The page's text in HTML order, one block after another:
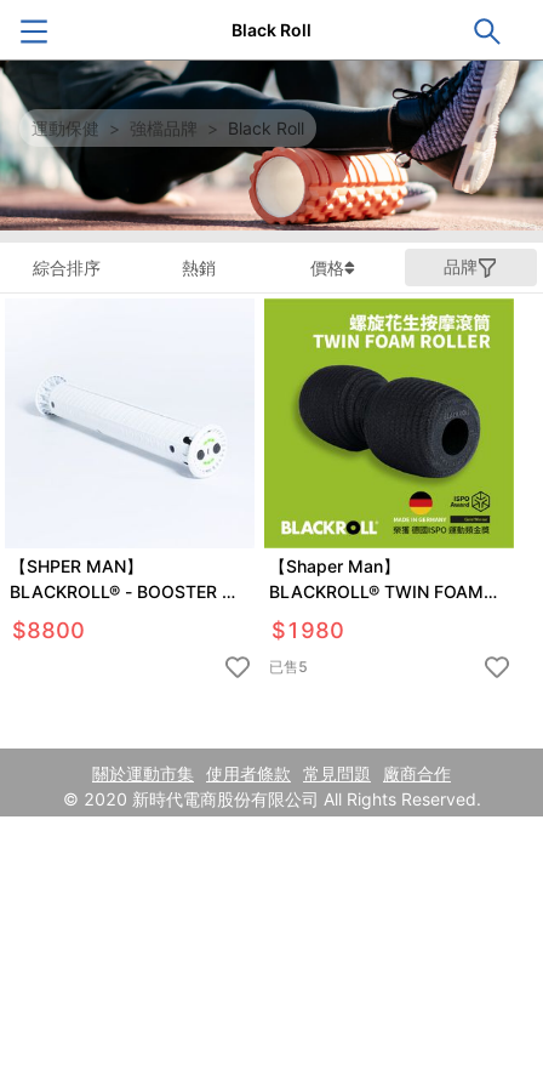
Black Roll
運動保健 > 強檔品牌 > Black Roll
綜合排序 熱銷 價格 品牌
【SHPER MAN】
BLACKROLL® - BOOSTER 震
動奇肌電動按摩軸
$8800
【Shaper Man】
BLACKROLL® TWIN FOAM
ROLLER 螺旋花生按摩滾筒
$1980
已售5
關於運動市集 使用者條款 常見問題
廠商合作
© 2020 新時代電商股份有限公司 All Rights Reserved.